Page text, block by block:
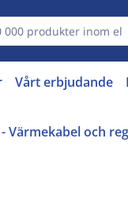
Vårt erbjudande
Värmekabel och